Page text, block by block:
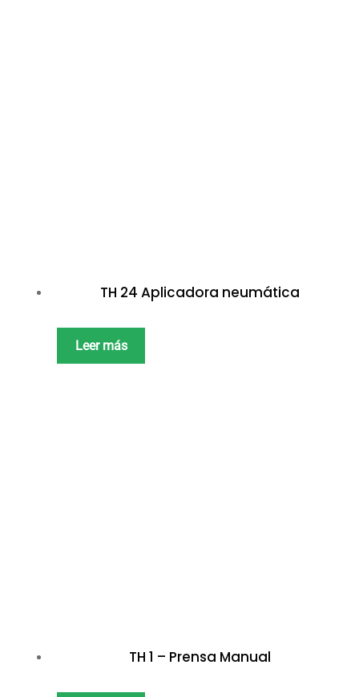
TH 24 Aplicadora neumática
Leer más
TH 1 – Prensa Manual